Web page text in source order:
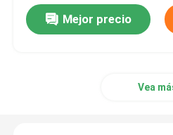
Motocrós de cuatro
Mejor precio
Vea